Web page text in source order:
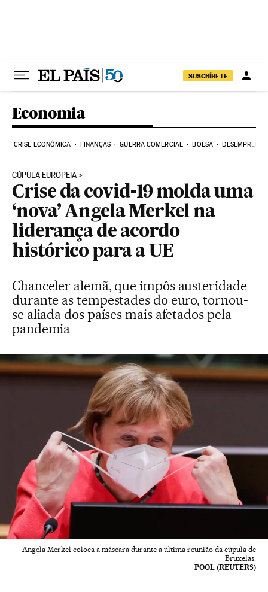
SUSCRÍBETE
Economia
CRISE ECONÔMICA FINANÇAS GUERRA COMERCIAL BOLSA DESEMPREGO
CÚPULA EUROPEIA
Crise da covid-19 molda uma
‘nova’ Angela Merkel na
liderança de acordo
histórico para a UE
Chanceler alemã, que impôs austeridade
durante as tempestades do euro, tornou-
se aliada dos países mais afetados pela
pandemia
Angela Merkel coloca a máscara durante a última reunião da cúpula de
Bruxelas.
POOL (REUTERS)